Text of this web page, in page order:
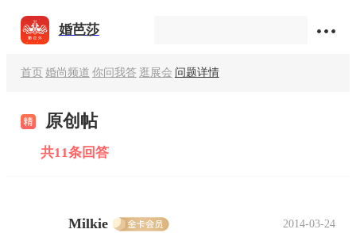
婚芭莎
首页婚尚频道 你问我答 逛展会 问题详情
原创帖
共11条回答
Milkie 2014-03-24